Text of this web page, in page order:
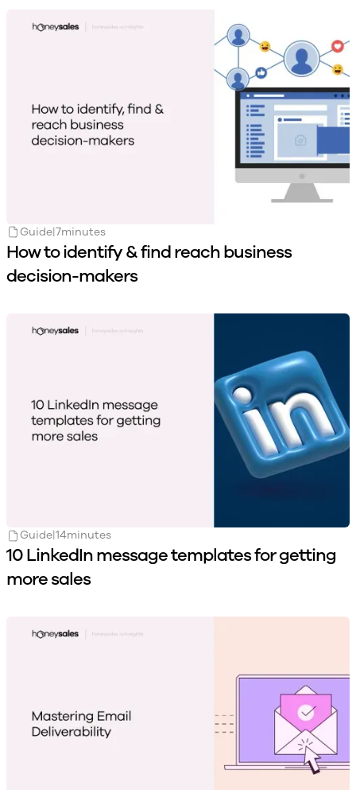
Guide|7minutes
How to identify & find reach business
decision-makers
Guide|14minutes
10 LinkedIn message templates for getting
more sales